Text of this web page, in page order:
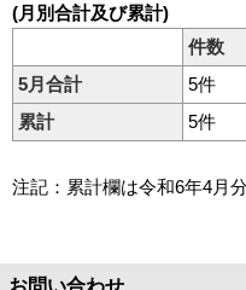
(月別合計及び累計)
件数
5月合計
5件
累計
5件
注記：累計欄は令和6年4月
お問い合わせ